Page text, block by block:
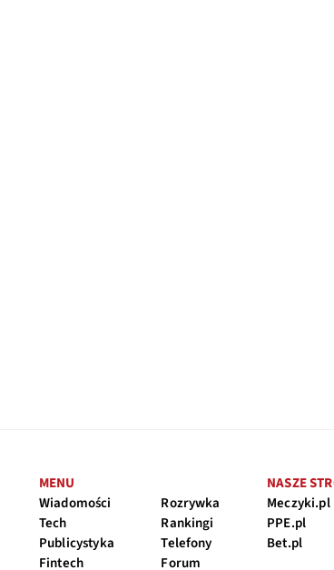
MENU
Wiadomości
Tech
Publicystyka
Fintech
Rozrywka
Rankingi
Telefony
Forum
NASZE
Meczyki.pl
PPE.pl
Bet.pl